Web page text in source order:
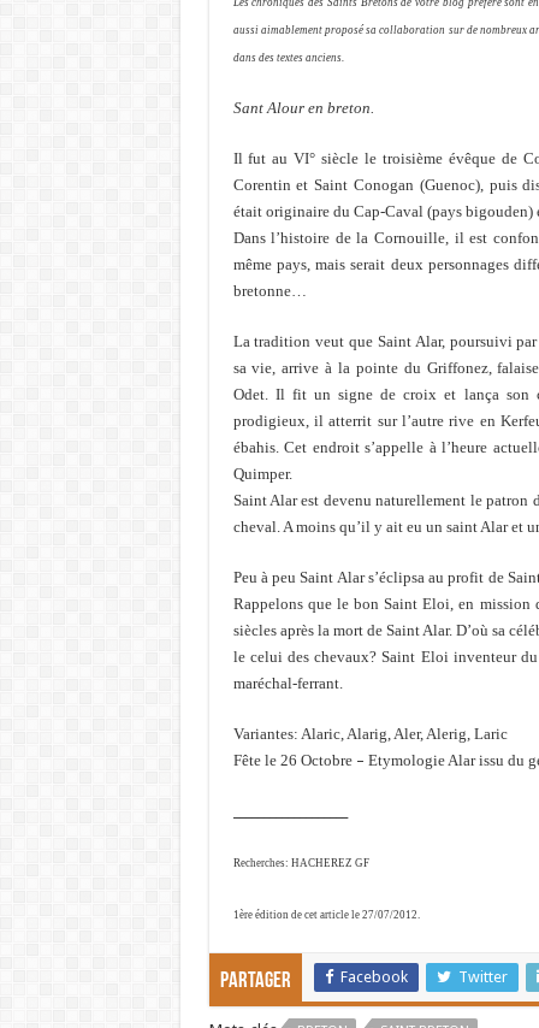
Les chroniques des Saints Bretons de votre blog préféré sont
aussi aimablement proposé sa collaboration sur de nombreux
dans des textes anciens.
Sant Alour en breton.
Il fut au VI° siècle le troisième évêque de
Corentin et Saint Conogan (Guenoc), puis
était originaire du Cap-Caval (pays bigouden)
Dans l’histoire de la Cornouille, il est
même pays, mais serait deux personnages
bretonne…
La tradition veut que Saint Alar, poursuivi
sa vie, arrive à la pointe du Griffonez,
Odet. Il fit un signe de croix et lança son
prodigieux, il atterrit sur l’autre rive en
ébahis. Cet endroit s’appelle à l’heure
Quimper.
Saint Alar est devenu naturellement le patron
cheval. A moins qu’il y ait eu un saint Alar et
Peu à peu Saint Alar s’éclipsa au profit de
Rappelons que le bon Saint Eloi, en
siècles après la mort de Saint Alar. D’où sa
le celui des chevaux? Saint Eloi inventeur
maréchal-ferrant.
Variantes: Alaric, Alarig, Aler, Alerig, Laric
Fête le 26 Octobre– Etymologie Alar issu du
Recherches: HACHEREZ GF
1ère édition de cet article le 27/07/2012.
Partager Facebook Twitter